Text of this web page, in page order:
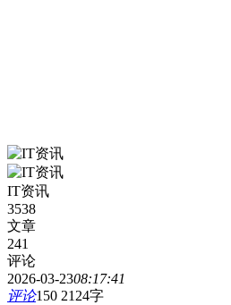
IT资讯
3538
文章
241
评论
2026-03-2308:17:41
评论150 2124字